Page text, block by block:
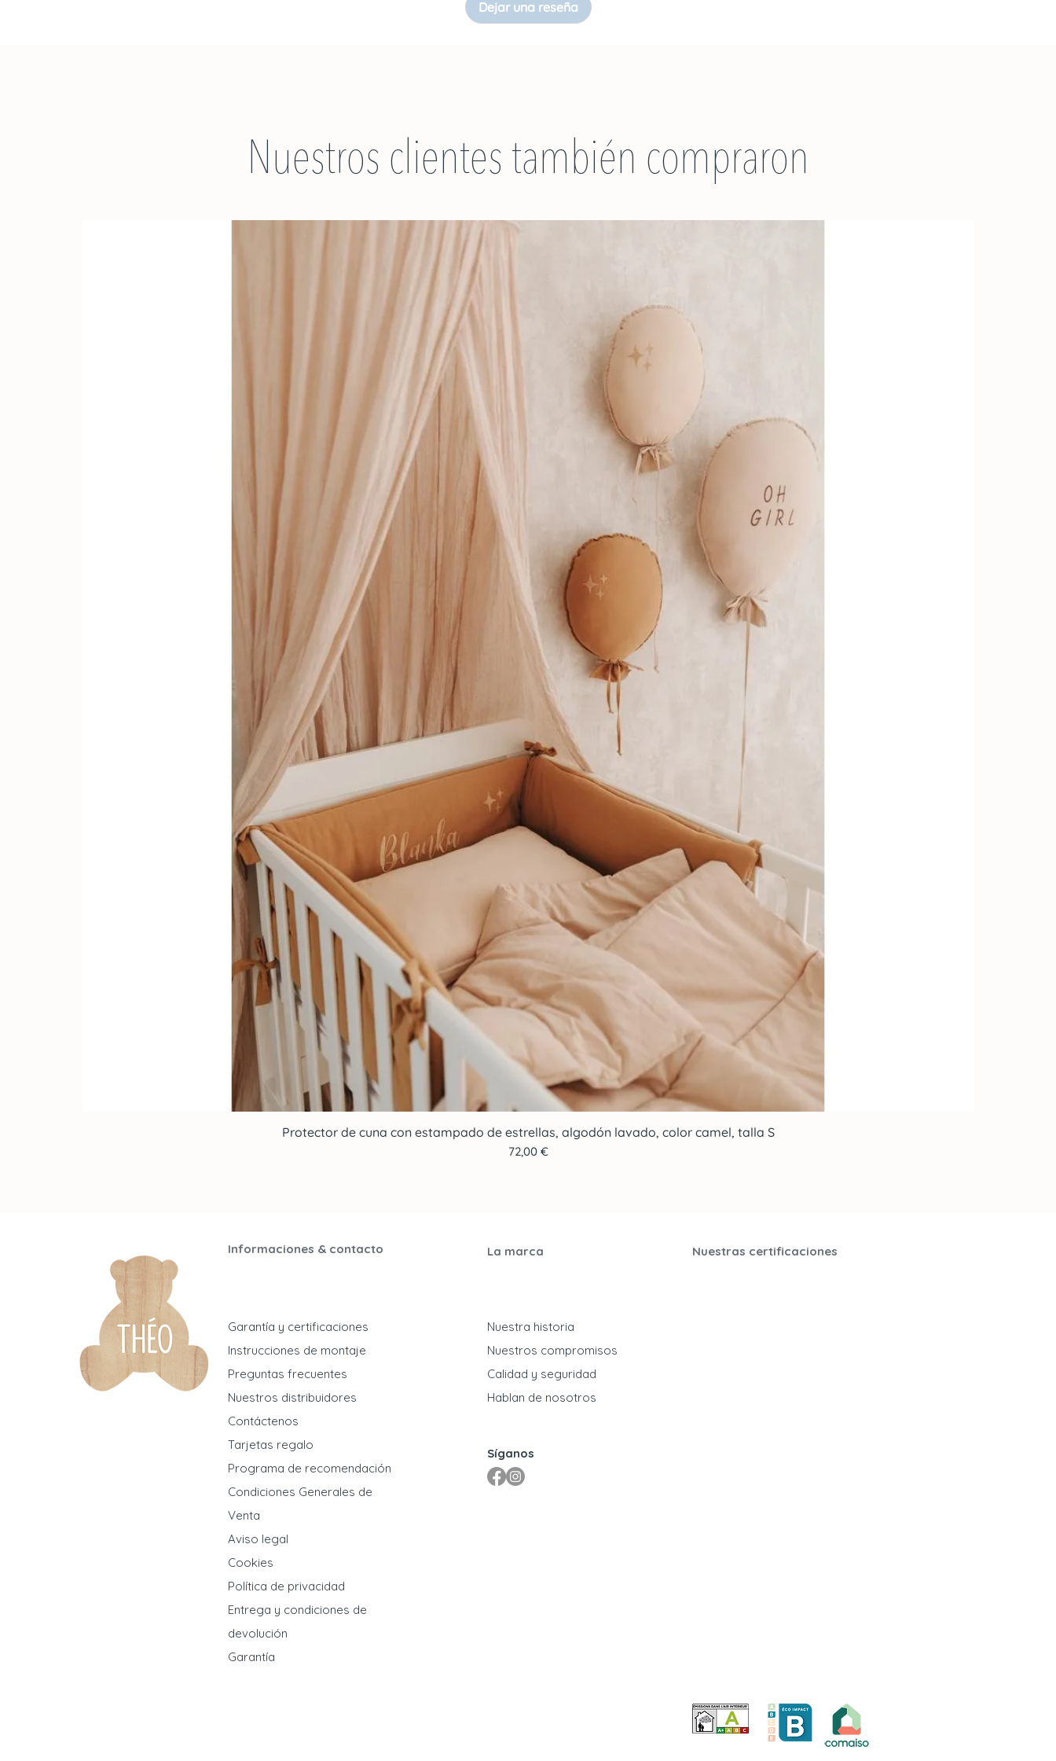
Dejar una reseña
Nuestros clientes también compraron
Vista rápida
Protector de cuna con estampado de estrellas, algodón lavado, color camel, talla S
Precio
72,00 €
Informaciones & contacto
Garantía y certificaciones
Instrucciones de montaje
Preguntas frecuentes
Nuestros distribuidores
Contáctenos
Tarjetas regalo
Programa de recomendación
Condiciones Generales de
Venta
Aviso legal
Cookies
Política de privacidad
Entrega y condiciones de
devolución
Garantía
La marca Nuestras certificaciones
Nuestra historia
Nuestros compromisos
​Calidad y seguridad
Hablan de nosotros
Síganos